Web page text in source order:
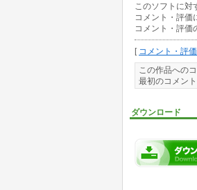
このソフトに対
コメント・評価
コメント・評価
[ コメント・評
この作品への
最初のコメン
ダウンロード